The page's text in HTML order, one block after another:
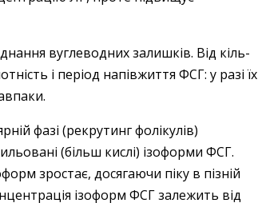
вуглеводних залишків. Від кіль­
і період напівжиття ФСГ: у разі їх
фазі (рекрутинг фолікулів)
(більш кислі) ізоформи ФСГ.
зростає, досягаючи піку в пізній
ізоформ ФСГ залежить від